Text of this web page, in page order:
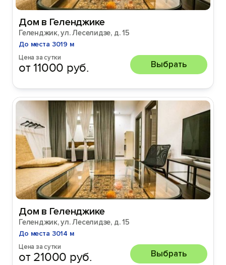
Дом в Геленджике
Геленджик, ул. Леселидзе, д. 15
До места 3019 м
Цена за сутки
от 11000 руб. Выбрать
Дом в Геленджике
Геленджик, ул. Леселидзе, д. 15
До места 3014 м
Цена за сутки
от 21000 руб. Выбрать